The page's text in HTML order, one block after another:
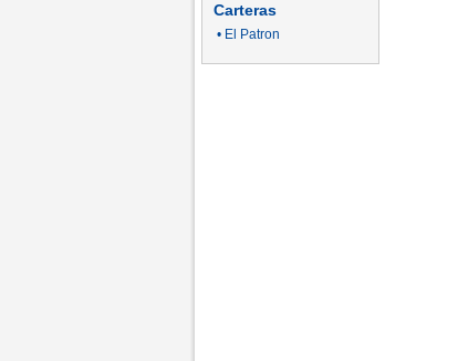
Carteras
• El Patron